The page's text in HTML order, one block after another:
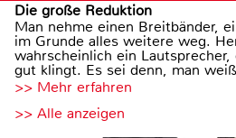
Die große Reduktion
Man nehme einen Breitbänder,
im Grunde alles weitere weg.
wahrscheinlich ein
gut klingt. Es sei denn, man
>> Mehr erfahren
>> Alle anzeigen